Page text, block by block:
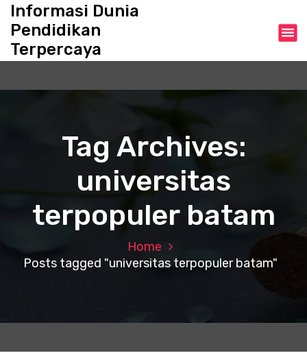
Informasi Dunia
Pendidikan
Terpercaya
Tag Archives:
universitas
terpopuler batam
Home
Posts tagged "universitas terpopuler batam"